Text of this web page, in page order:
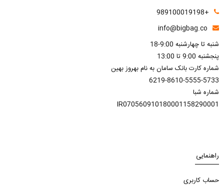
+989100019198
info@bigbag.co
شنبه تا چهارشنبه 9:00-18
پنجشنبه 9:00 تا 13:00
شماره کارت بانک سامان به نام بهروز بهین
6219-8610-5555-5733
شماره شبا
IR070560910180001158290001
راهنمایی
حساب کاربری